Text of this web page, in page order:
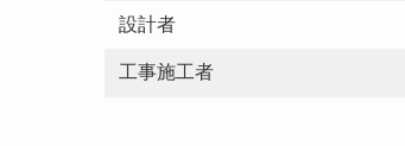
設計者
工事施工者